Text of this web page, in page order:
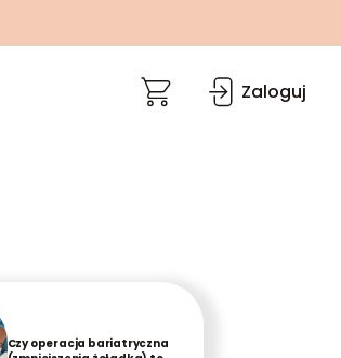
Zaloguj
Czy operacja bariatryczna